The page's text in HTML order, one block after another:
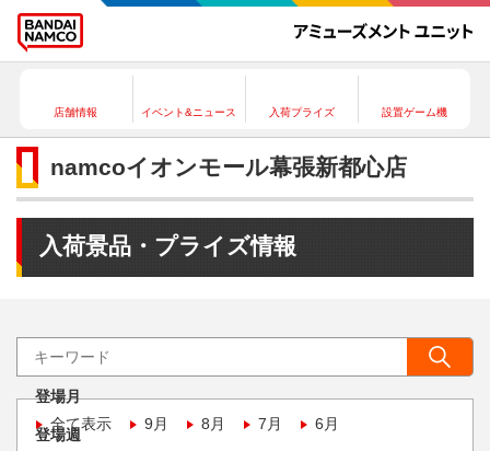
店舗情報 イベント&ニュース 入荷プライズ 設置ゲーム機
namcoイオンモール幕張新都心店
入荷景品・プライズ情報
登場月
全て表示
9月 8月 7月 6月
登場週